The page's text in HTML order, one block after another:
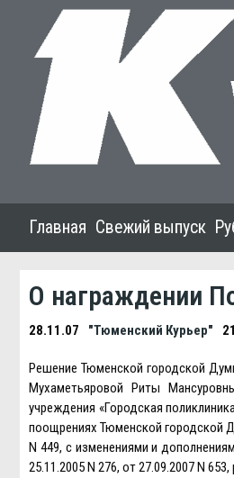
Главная Свежий выпуск
О награждении
28.11.07 "Тюменский Курьер"
Решение Тюменской городской
Мухаметьяровой Риты
учреждения «Городская
поощрениях Тюменской городской
N 449, с изменениями и
25.11.2005 N 276, от 27.09.2007 N